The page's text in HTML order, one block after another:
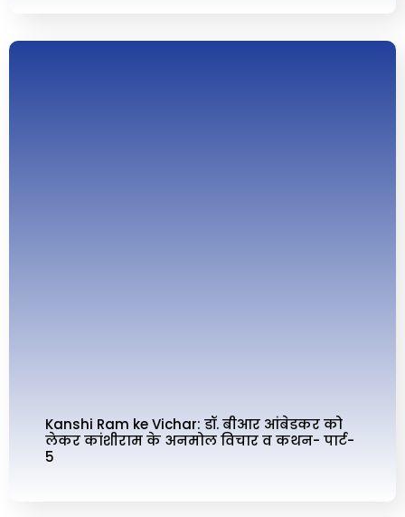
Kanshi Ram ke Vichar: डॉ. बीआर आंबेडकर को
लेकर कांशीराम के अनमोल विचार व कथन- पार्ट-
5